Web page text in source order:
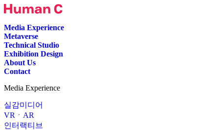
Media Experience
Metaverse
Technical Studio
Exhibition Design
About Us
Contact
Media Experience
실감미디어
VRㆍAR
인터랙티브